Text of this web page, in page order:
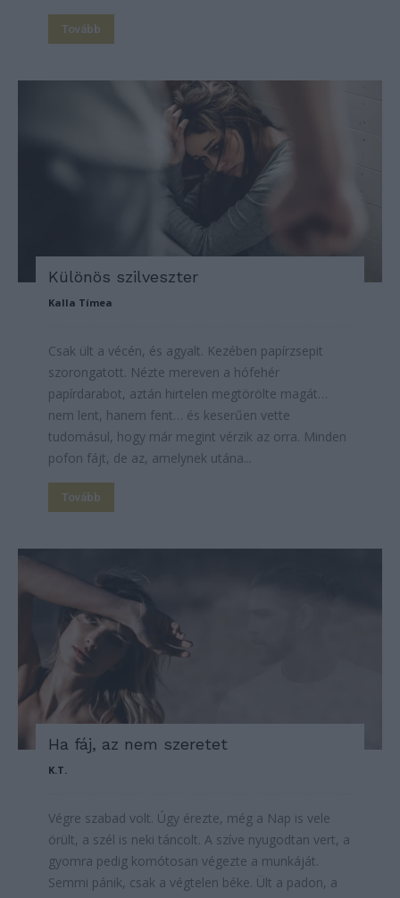
Tovább
Különös szilveszter
Kalla Tímea
Csak ült a vécén, és agyalt. Kezében papírzsepit
szorongatott. Nézte mereven a hófehér
papírdarabot, aztán hirtelen megtörölte magát…
nem lent, hanem fent… és keserűen vette
tudomásul, hogy már megint vérzik az orra. Minden
pofon fájt, de az, amelynek utána...
Tovább
Ha fáj, az nem szeretet
K.T.
Végre szabad volt. Úgy érezte, még a Nap is vele
örült, a szél is neki táncolt. A szíve nyugodtan vert, a
gyomra pedig komótosan végezte a munkáját.
Semmi pánik, csak a végtelen béke. Ült a padon, a